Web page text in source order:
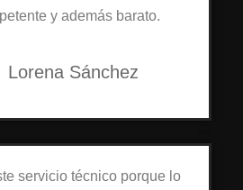
y además barato.
Lorena Sánchez
servicio técnico porque lo